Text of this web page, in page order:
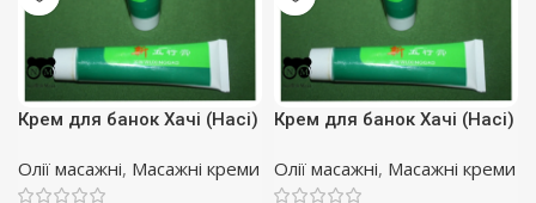
Крем для банок Хачі (Haci)
Олії масажні, Масажні креми
Крем для банок Хачі (Haci)
Олії масажні, Масажні креми